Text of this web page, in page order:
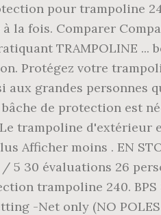
pour trampoline
fois. Comparer
TRAMPOLINE
Protégez votre
aux grandes personnes
de protection est
Le trampoline
Afficher moins . EN
5 30 évaluations 26
trampoline 240. BPS
-Net only (NO POLES